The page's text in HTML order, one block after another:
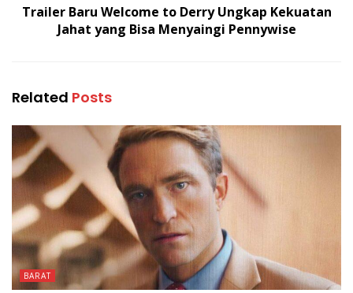
Trailer Baru Welcome to Derry Ungkap Kekuatan
Jahat yang Bisa Menyaingi Pennywise
Related Posts
BARAT